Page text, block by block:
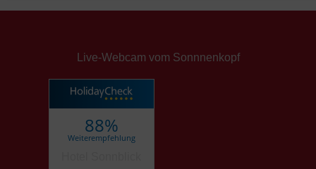
Live-Webcam vom Sonnnenkopf
88%
Weiterempfehlung